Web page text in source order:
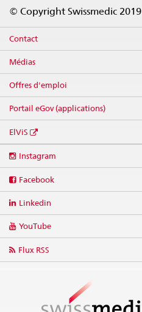
© Copyright Swissmedic 2019
Contact
Médias
Offres d'emploi
Portail eGov (applications)
ElViS
media
Instagram
Facebook
Linkedin
YouTube
Flux RSS